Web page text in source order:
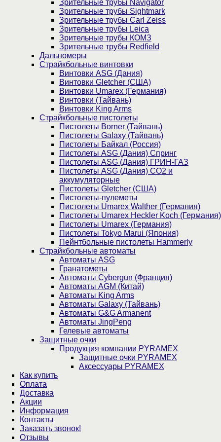
Зрительные трубы Navigator
Зрительные трубы Sightmark
Зрительные трубы Carl Zeiss
Зрительные трубы Leica
Зрительные трубы КОМЗ
Зрительные трубы Redfield
Дальномеры
Страйкбольные винтовки
Винтовки ASG (Дания)
Винтовки Gletcher (США)
Винтовки Umarex (Германия)
Винтовки (Тайвань)
Винтовки King Arms
Страйкбольные пистолеты
Пистолеты Borner (Тайвань)
Пистолеты Galaxy (Тайвань)
Пистолеты Байкал (Россия)
Пистолеты ASG (Дания) Спринг
Пистолеты ASG (Дания) ГРИН-ГАЗ
Пистолеты ASG (Дания) CO2 и
аккумуляторные
Пистолеты Gletcher (США)
Пистолеты-пулеметы
Пистолеты Umarex Walther (Германия)
Пистолеты Umarex Heckler Koch (Германия)
Пистолеты Umarex (Германия)
Пистолеты Tokyo Marui (Япония)
Пейнтбольные пистолеты Hammerly
Страйкбольные автоматы
Автоматы ASG
Гранатометы
Автоматы Cybergun (Франция)
Автоматы AGM (Китай)
Автоматы King Arms
Автоматы Galaxy (Тайвань)
Автоматы G&G Armanent
Автоматы JingPeng
Гелевые автоматы
Защитные очки
Продукция компании PYRAMEX
Защитные очки PYRAMEX
Аксессуары PYRAMEX
Как купить
Оплата
Доставка
Акции
Информация
Контакты
Заказать звонок!
Отзывы